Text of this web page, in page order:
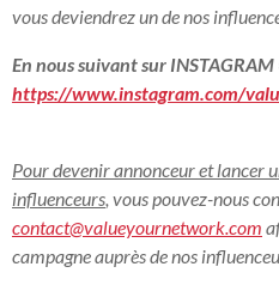
vous deviendrez un de nos
En nous suivant sur INSTAGRAM
https://www.instagram.com/
Pour devenir annonceur et lancer
influenceurs , vous pouvez-nous
contact@valueyournetwork.com
campagne auprès de nos